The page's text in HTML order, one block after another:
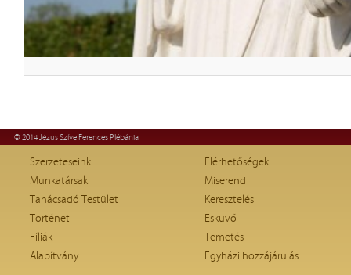
© 2014 Jézus Szíve Ferences Plébánia
Szerzeteseink
Munkatársak
Tanácsadó Testület
Történet
Fíliák
Alapítvány
Elérhetőségek
Miserend
Keresztelés
Esküvő
Temetés
Egyházi hozzájárulás